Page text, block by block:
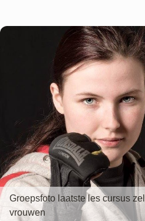
Groepsfoto laatste les cursus
vrouwen